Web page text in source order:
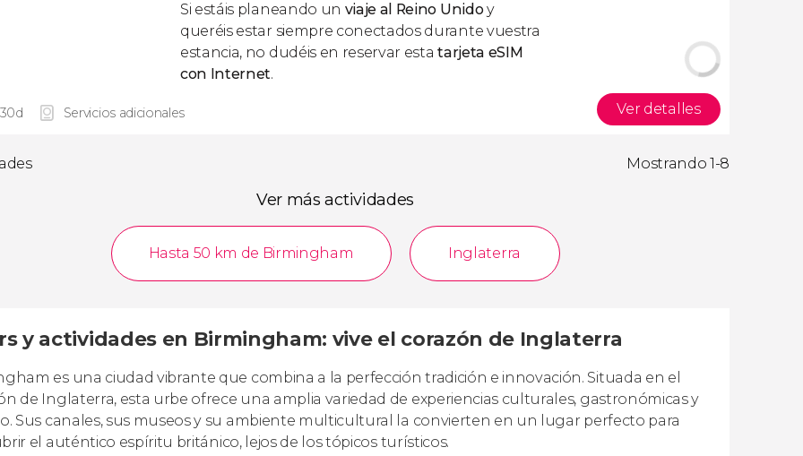
Si estáis planeando un viaje al Reino Unidoy
queréis estar siempre conectados durante vuestra
estancia, no dudéis en reservar estatarjeta eSIM
con Internet.
Servicios adicionales Ver detalles
Mostrando 1-8
Ver más actividades
Hasta 50 km de Birmingham Inglaterra
y actividades en Birmingham: vive el corazón de Inglaterra
es una ciudad vibrante que combina a la perfección tradición e innovación. Situada en el
de Inglaterra, esta urbe ofrece una amplia variedad de experiencias culturales, gastronómicas y
Sus canales, sus museos y su ambiente multicultural la convierten en un lugar perfecto para
el auténtico espíritu británico, lejos de los tópicos turísticos.